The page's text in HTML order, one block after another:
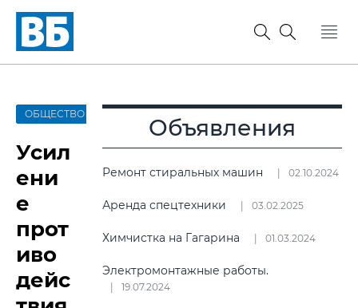
ОБЩЕСТВО
Усил
ени
е
прот
иво
дейс
Объявления
Ремонт стиральных машин 02.10.2024
Аренда спецтехники 03.02.2025
Химчистка на Гагарина 01.03.2024
Электромонтажные работы.
19.07.2024